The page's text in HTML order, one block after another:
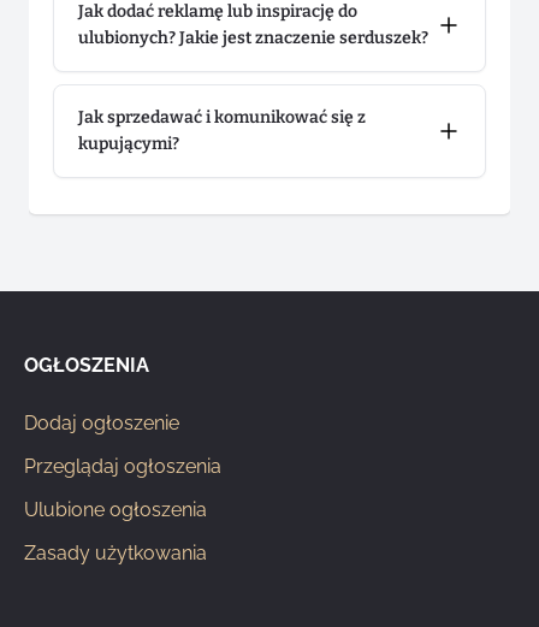
Jak dodać reklamę lub inspirację do
ulubionych? Jakie jest znaczenie serduszek?
Jak sprzedawać i komunikować się z
kupującymi?
OGŁOSZENIA
Dodaj ogłoszenie
Przeglądaj ogłoszenia
Ulubione ogłoszenia
Zasady użytkowania